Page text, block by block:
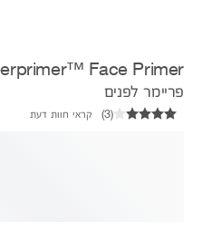
Face Primer
פריימר לפנים
(
3
) קראי חוות דעת